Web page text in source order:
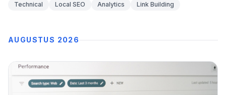
Technical
Local SEO Analytics Link Building
AUGUSTUS 2026